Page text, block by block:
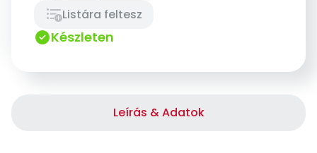
Listára feltesz
Készleten
Leírás & Adatok